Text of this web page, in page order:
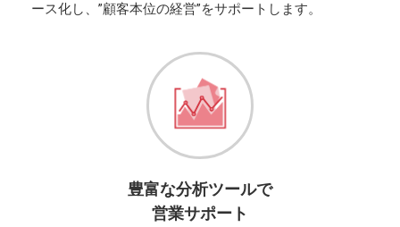
ース化し、”顧客本位の経営”をサポートします。
豊富な分析ツールで
営業サポート